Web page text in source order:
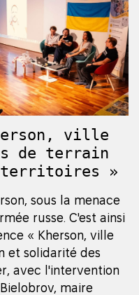
ville
de terrain
»
sous la menace
russe. C'est ainsi
« Kherson, ville
et solidarité des
avec l'intervention
maire